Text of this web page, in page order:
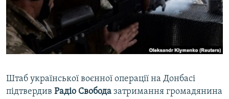
ВІДЕОУРОКИ «ELIFBE»
СВІДЧЕННЯ ОКУПАЦІЇ
УКРАЇНСЬКА ПРОБЛЕМА КРИМУ
Русский
Qırımtatar
Штаб української воєнної операції на Донбасі
підтвердив Радіо Свобода затримання громадянина